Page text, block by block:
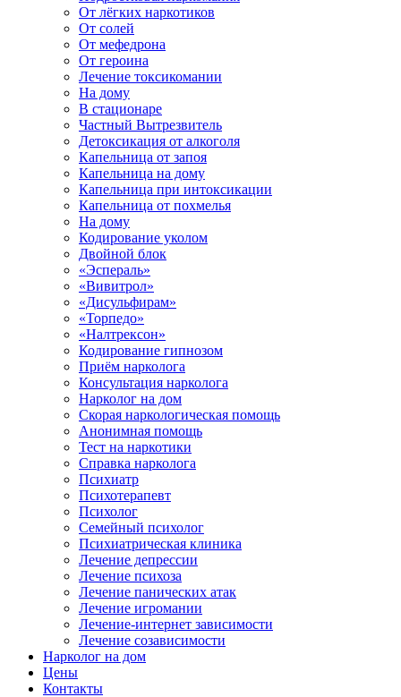
От лёгких наркотиков
От солей
От мефедрона
От героина
Лечение токсикомании
На дому
В стационаре
Частный Вытрезвитель
Детоксикация от алкоголя
Капельница от запоя
Капельница на дому
Капельница при интоксикации
Капельница от похмелья
На дому
Кодирование уколом
Двойной блок
«Эспераль»
«Вивитрол»
«Дисульфирам»
«Торпедо»
«Налтрексон»
Кодирование гипнозом
Приём нарколога
Консультация нарколога
Нарколог на дом
Скорая наркологическая помощь
Анонимная помощь
Тест на наркотики
Справка нарколога
Психиатр
Психотерапевт
Психолог
Семейный психолог
Психиатрическая клиника
Лечение депрессии
Лечение психоза
Лечение панических атак
Лечение игромании
Лечение-интернет зависимости
Лечение созависимости
Нарколог на дом
Цены
Контакты